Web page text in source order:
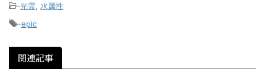
-光霊 水属性
-epic
関連記事